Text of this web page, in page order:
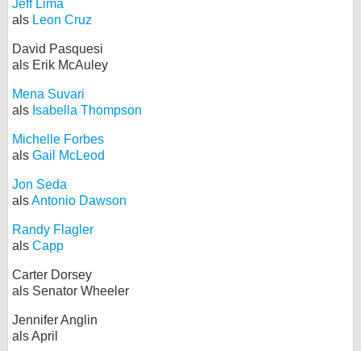
Jeff Lima
als Leon Cruz
David Pasquesi
als Erik McAuley
Mena Suvari
als Isabella Thompson
Michelle Forbes
als Gail McLeod
Jon Seda
alsAntonio Dawson
Randy Flagler
als Capp
Carter Dorsey
als Senator Wheeler
Jennifer Anglin
als April